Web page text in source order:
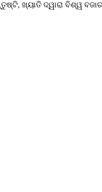
ଖ୍ୟାତି ଦ୍ୱାରା ବିଶ୍ୱ